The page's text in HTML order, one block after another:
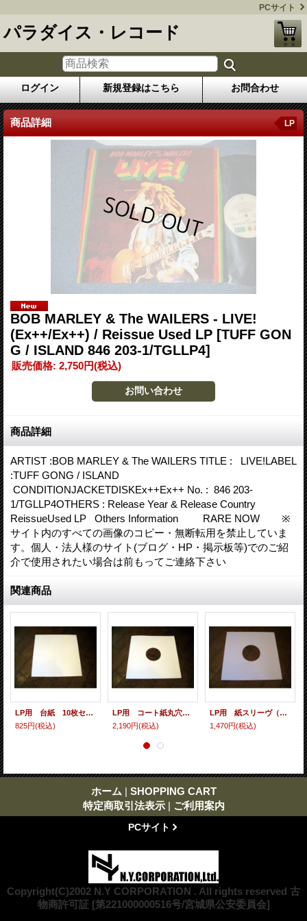
PCサイト
パラダイス・レコード
ログイン 新規登録はこちら お問合わせ
商品詳細 LP
BOB MARLEY & The WAILERS - LIVE!
(Ex++/Ex++) / Reissue Used LP [TUFF GON
G / ISLAND 846 203-1/TGLLP4]
販売価格: 2,750円(税込)
商品詳細
ARTIST :BOB MARLEY & The WAILERS TITLE : LIVE!LABEL
:TUFF GONG / ISLAND
CONDITIONJACKETDISKEx++Ex++ No. : 846 203-
1/TGLLP4OTHERS : Release Year & Release Country
ReissueUsed LP Others Information RARE NOW ※
サイト内のすべての画像のコピー・無断転用を禁止していま
す。個人・法人様のサイト(ブログ・HP・掲示板等)でのご紹
介で使用されたい場合は前もってご連絡下さい
関連商品
LP用 台紙 10枚セット
825円(税込)
LP用 コート紙丸穴ジャケ 10枚セット
2,190円(税込)
LP用 紙スリーヴ（レギュラー 四角の角） 10枚セット
1,470円(税込)
ホーム | SHOPPING CART
特定商取引法表示 | ご利用案内
PCサイト
Copyright(C)2002 N.Y CORPORATION . All rights reserved 古
物商許可証 [第221000000516号/宮城県公安委員会]